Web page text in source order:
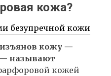
кожа?
кожу —
— называют
кожей